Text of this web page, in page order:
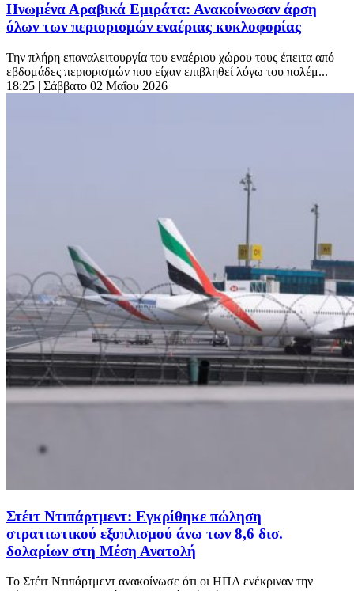
Ηνωμένα Αραβικά Εμιράτα: Ανακοίνωσαν άρση
όλων των περιορισμών εναέριας κυκλοφορίας
Την πλήρη επαναλειτουργία του εναέριου χώρου τους έπειτα από
εβδομάδες περιορισμών που είχαν επιβληθεί λόγω του πολέμ...
18:25 | Σάββατο 02 Μαΐου 2026
Στέιτ Ντιπάρτμεντ: Εγκρίθηκε πώληση
στρατιωτικού εξοπλισμού άνω των 8,6 δισ.
δολαρίων στη Μέση Ανατολή
Το Στέιτ Ντιπάρτμεντ ανακοίνωσε ότι οι ΗΠΑ ενέκριναν την